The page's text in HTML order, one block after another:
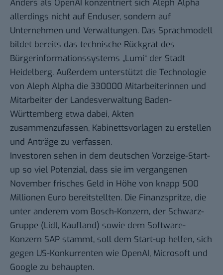
Anders als OpenAI konzentriert sich Aleph Alpha
allerdings nicht auf Enduser, sondern auf
Unternehmen und Verwaltungen. Das Sprachmodell
bildet bereits das technische Rückgrat des
Bürgerinformationssystems „Lumi“ der Stadt
Heidelberg. Außerdem unterstützt die Technologie
von Aleph Alpha die 330000 Mitarbeiterinnen und
Mitarbeiter der Landesverwaltung Baden-
Württemberg etwa dabei, Akten
zusammenzufassen, Kabinettsvorlagen zu erstellen
und Anträge zu verfassen.
Investoren sehen in dem deutschen Vorzeige-Start-
up so viel Potenzial, dass sie im vergangenen
November frisches Geld in Höhe von knapp 500
Millionen Euro bereitstellten. Die Finanzspritze, die
unter anderem vom Bosch-Konzern, der Schwarz-
Gruppe (Lidl, Kaufland) sowie dem Software-
Konzern SAP stammt, soll dem Start-up helfen, sich
gegen US-Konkurrenten wie OpenAI, Microsoft und
Google zu behaupten.